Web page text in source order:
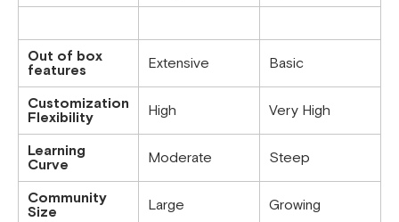
Out of box
features
Extensive Basic
Customization
Flexibility
High Very High
Learning
Curve
Moderate Steep
Community
Size
Large Growing